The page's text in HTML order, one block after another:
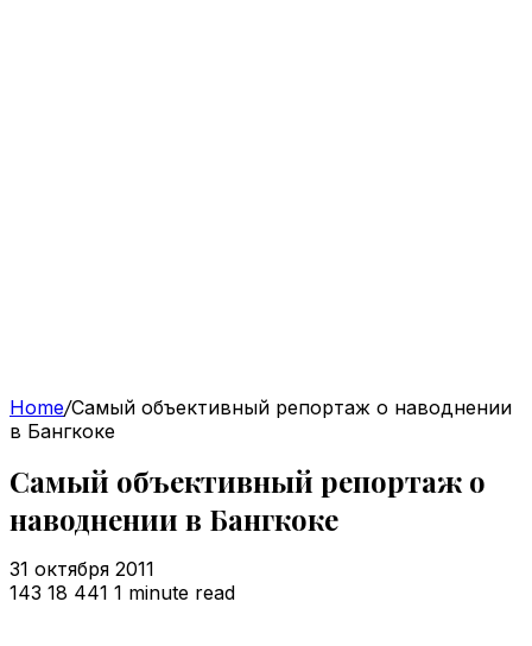
Home/Самый объективный репортаж о наводнении
в Бангкоке
Самый объективный репортаж о
наводнении в Бангкоке
31 октября 2011
143 18 441 1 minute read